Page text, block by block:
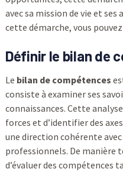
avec sa mission de vie et
cette démarche, vous
Définir le bilan de
Le bilan de compétences
consiste à examiner ses
connaissances. Cette
forces et d’identifier des
une direction cohérente
professionnels. De manière
d’évaluer des compétences